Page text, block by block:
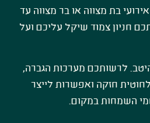
בת מצווה או בר מצווה עד
חניון צמוד שיקל עליכם ועל
לרשותכם מערכות הגברה,
חזקה ואפשרות לייצר
השמחות במקום.